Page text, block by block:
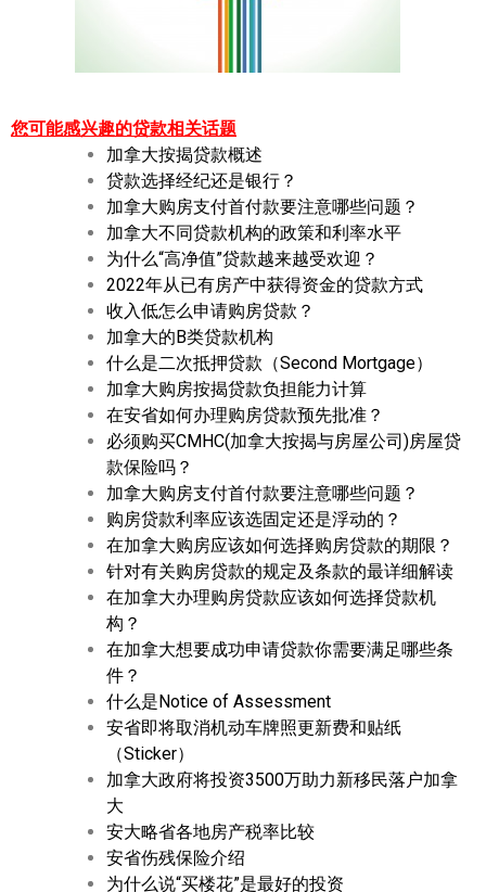
您可能感兴趣的贷款相关话题
加拿大按揭贷款概述
贷款选择经纪还是银行？
加拿大购房支付首付款要注意哪些问题？
加拿大不同贷款机构的政策和利率水平
为什么“高净值”贷款越来越受欢迎？
2022年从已有房产中获得资金的贷款方式
收入低怎么申请购房贷款？
加拿大的B类贷款机构
什么是二次抵押贷款（Second Mortgage）
加拿大购房按揭贷款负担能力计算
在安省如何办理购房贷款预先批准？
必须购买CMHC(加拿大按揭与房屋公司)房屋贷
款保险吗？
加拿大购房支付首付款要注意哪些问题？
购房贷款利率应该选固定还是浮动的？
在加拿大购房应该如何选择购房贷款的期限？
针对有关购房贷款的规定及条款的最详细解读
在加拿大办理购房贷款应该如何选择贷款机
构？
在加拿大想要成功申请贷款你需要满足哪些条
件？
什么是Notice of Assessment
安省即将取消机动车牌照更新费和贴纸
（Sticker）
加拿大政府将投资3500万助力新移民落户加拿
大
安大略省各地房产税率比较
安省伤残保险介绍
为什么说“买楼花”是最好的投资